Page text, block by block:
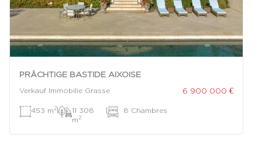
PRÄCHTIGE BASTIDE AIXOISE
Verkauf Immobilie Grasse 6 900 000 €
453 m 2|
11 308
m 2
| 8 Chambres